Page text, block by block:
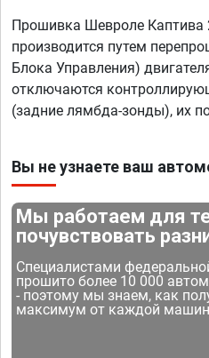
Прошивка Шевроле Каптива
производится путем
Блока Управления)
отключаются
(задние лямбда-зонды), их
Вы не узнаете ваш
Мы работаем для
почувствовать
Специалистами
прошито более 10 000
- поэтому мы знаем, как
максимум от каждой